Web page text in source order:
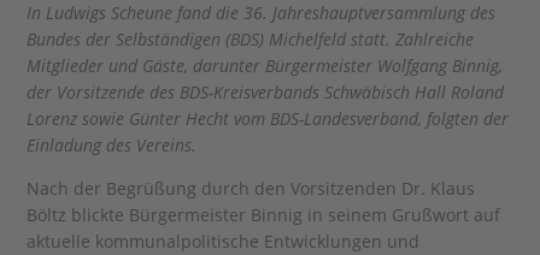
In Ludwigs Scheune fand die 36. Jahreshauptversammlung des
Bundes der Selbständigen (BDS) Michelfeld statt. Zahlreiche
Mitglieder und Gäste, darunter Bürgermeister Wolfgang Binnig,
der Vorsitzende des BDS-Kreisverbands Schwäbisch Hall Roland
Lorenz sowie Günter Hecht vom BDS-Landesverband, folgten der
Einladung des Vereins.
Nach der Begrüßung durch den Vorsitzenden Dr. Klaus
Böltz blickte Bürgermeister Binnig in seinem Grußwort auf
aktuelle kommunalpolitische Entwicklungen und